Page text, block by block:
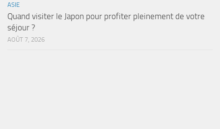
ASIE
Quand visiter le Japon pour profiter pleinement de votre
séjour ?
AOÛT 7, 2026